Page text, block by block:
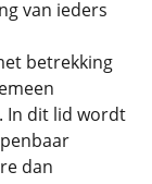
van ieders
betrekking
In dit lid wordt
dan